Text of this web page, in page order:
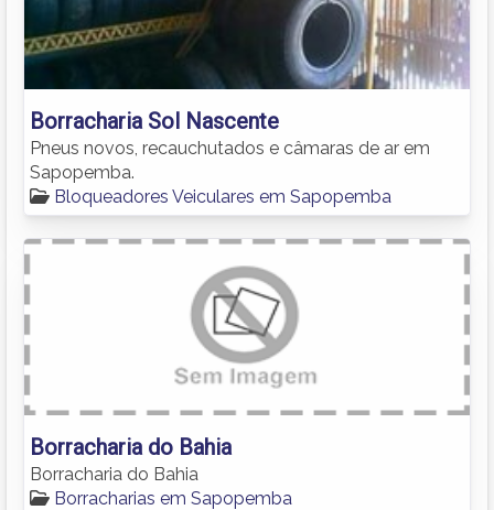
Borracharia Sol Nascente
Pneus novos, recauchutados e câmaras de ar em
Sapopemba.
Bloqueadores Veiculares em Sapopemba
Borracharia do Bahia
Borracharia do Bahia
Borracharias em Sapopemba